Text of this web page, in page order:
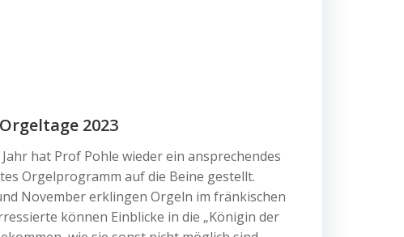
2023
hat Prof Pohle wieder ein ansprechendes
Orgelprogramm auf die Beine gestellt.
November erklingen Orgeln im fränkischen
können Einblicke in die „Königin der